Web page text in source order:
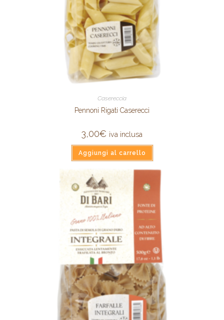
Casereccia
Pennoni Rigati Caserecci
3,00€ iva inclusa
Aggiungi al carrello